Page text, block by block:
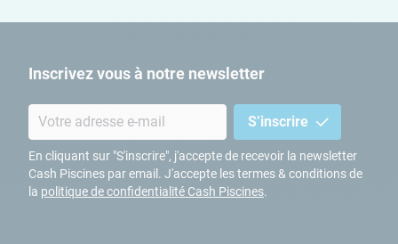
Inscrivez vous à notre newsletter
S’inscrire
En cliquant sur "S'inscrire", j'accepte de recevoir la newsletter
Cash Piscines par email. J'accepte les termes & conditions de
la politique de confidentialité Cash Piscines.